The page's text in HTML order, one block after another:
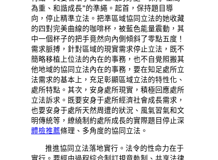
為重、和諧成長”的準繩。起首，保持題目導
向，停止精準立法。把準區域協同立法的她收藏
的四對完美曲線的咖啡杯，被藍色能量震動，其
中一個杯子的把手竟然向內側傾斜了零點五度！
需求脈搏，針對區域的現實需求停止立法，既不
簡略移植上位法的內在的事務，也不自覺照搬其
他地域的協同立法內在的事務，要在知足處所立
法需求的基本上，充足彰顯區域立法的特性化、
處所特點。其次，安身處所現實，積極回應處所
立法訴求。既要安身于處所經濟社會成長需求，
也要安身于處所天然周遭的狀況、風氣習氣和文
明傳統等，繚繞制約處所成長的實際題目停止深
體檢推薦條理、多角度的協同立法。
推進協同立法落地實行。法令的性命力在于